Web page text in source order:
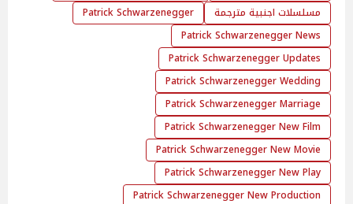
مسلسلات اجنبية مترجمة
Patrick Schwarzenegger
Patrick Schwarzenegger News
Patrick Schwarzenegger Updates
Patrick Schwarzenegger Wedding
Patrick Schwarzenegger Marriage
Patrick Schwarzenegger New Film
Patrick Schwarzenegger New Movie
Patrick Schwarzenegger New Play
Patrick Schwarzenegger New Production